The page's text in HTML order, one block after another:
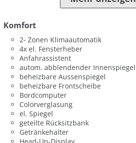
Komfort
2- Zonen Klimaautomatik
4x el. Fensterheber
Anfahrassistent
autom. abblendender Innenspiegel
beheizbare Aussenspiegel
beheizbare Frontscheibe
Bordcomputer
Colorverglasung
el. Spiegel
geteilte Rücksitzbank
Getränkehalter